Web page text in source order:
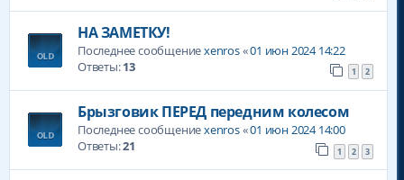
НА ЗАМЕТКУ!
Последнее сообщениеxenros«01 июн 2024 14:22
Ответы:13 1 2
Брызговик ПЕРЕД передним колесом
Последнее сообщениеxenros«01 июн 2024 14:00
Ответы:21 1 2 3